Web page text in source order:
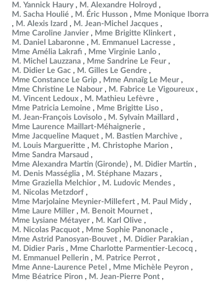
M. Yannick Haury
M. Alexandre Holroyd
M. Sacha Houlié
M. Éric Husson
Mme Monique Iborra
M. Alexis Izard
M. Jean-Michel Jacques
Mme Caroline Janvier
Mme Brigitte Klinkert
M. Daniel Labaronne
M. Emmanuel Lacresse
Mme Amélia Lakrafi
Mme Virginie Lanlo
M. Michel Lauzzana
Mme Sandrine Le Feur
M. Didier Le Gac
M. Gilles Le Gendre
Mme Constance Le Grip
Mme Annaïg Le Meur
Mme Christine Le Nabour
M. Fabrice Le Vigoureux
M. Vincent Ledoux
M. Mathieu Lefèvre
Mme Patricia Lemoine
Mme Brigitte Liso
M. Jean-François Lovisolo
M. Sylvain Maillard
Mme Laurence Maillart-Méhaignerie
Mme Jacqueline Maquet
M. Bastien Marchive
M. Louis Margueritte
M. Christophe Marion
Mme Sandra Marsaud
Mme Alexandra Martin (Gironde)
M. Didier Martin
M. Denis Masséglia
M. Stéphane Mazars
Mme Graziella Melchior
M. Ludovic Mendes
M. Nicolas Metzdorf
Mme Marjolaine Meynier-Millefert
M. Paul Midy
Mme Laure Miller
M. Benoit Mournet
Mme Lysiane Métayer
M. Karl Olive
M. Nicolas Pacquot
Mme Sophie Panonacle
Mme Astrid Panosyan-Bouvet
M. Didier Parakian
M. Didier Paris
Mme Charlotte Parmentier-Lecocq
M. Emmanuel Pellerin
M. Patrice Perrot
Mme Anne-Laurence Petel
Mme Michèle Peyron
Mme Béatrice Piron
M. Jean-Pierre Pont